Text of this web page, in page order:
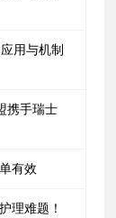
用与机制
携手瑞士
有效
理难题！